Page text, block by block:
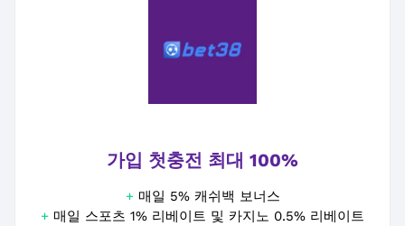
가입 첫충전 최대 100%
+ 매일 5% 캐쉬백 보너스
+ 매일 스포츠 1% 리베이트 및 카지노 0.5% 리베이트